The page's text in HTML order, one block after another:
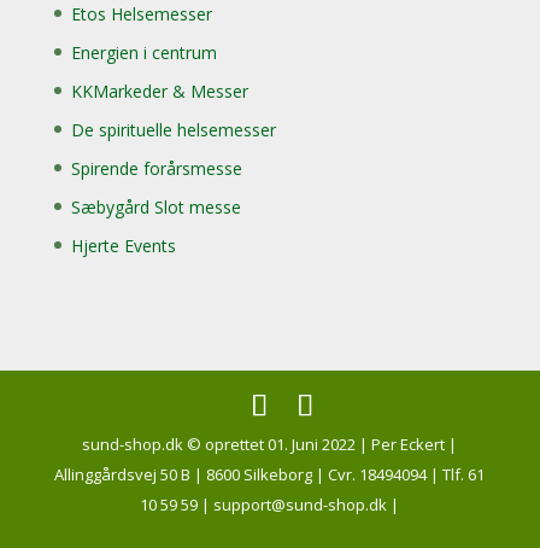
Etos Helsemesser
Energien i centrum
KKMarkeder & Messer
De spirituelle helsemesser
Spirende forårsmesse
Sæbygård Slot messe
Hjerte Events
sund-shop.dk © oprettet 01. Juni 2022 | Per Eckert |
Allinggårdsvej 50 B | 8600 Silkeborg | Cvr. 18494094 | Tlf. 61
10 59 59 | support@sund-shop.dk |